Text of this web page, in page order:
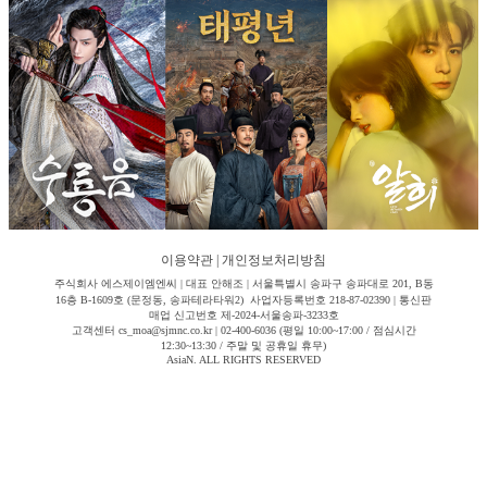
이용약관 개인정보처리방침
주식회사 에스제이엠엔씨 | 대표 안해조 | 서울특별시 송파구 송파대로 201, B동
16층 B-1609호 (문정동, 송파테라타워2) 사업자등록번호 218-87-02390 | 통신판
매업 신고번호 제-2024-서울송파-3233호
고객센터 cs_moa@sjmnc.co.kr | 02-400-6036 (평일 10:00~17:00 / 점심시간
12:30~13:30 / 주말 및 공휴일 휴무)
AsiaN. ALL RIGHTS RESERVED